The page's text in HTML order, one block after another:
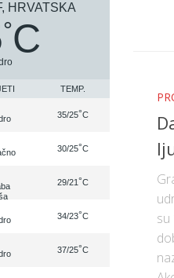
su
HRVATSKA
°C
TEMP.
35/25°C
30/25°C
29/21°C
34/23°C
37/25°C